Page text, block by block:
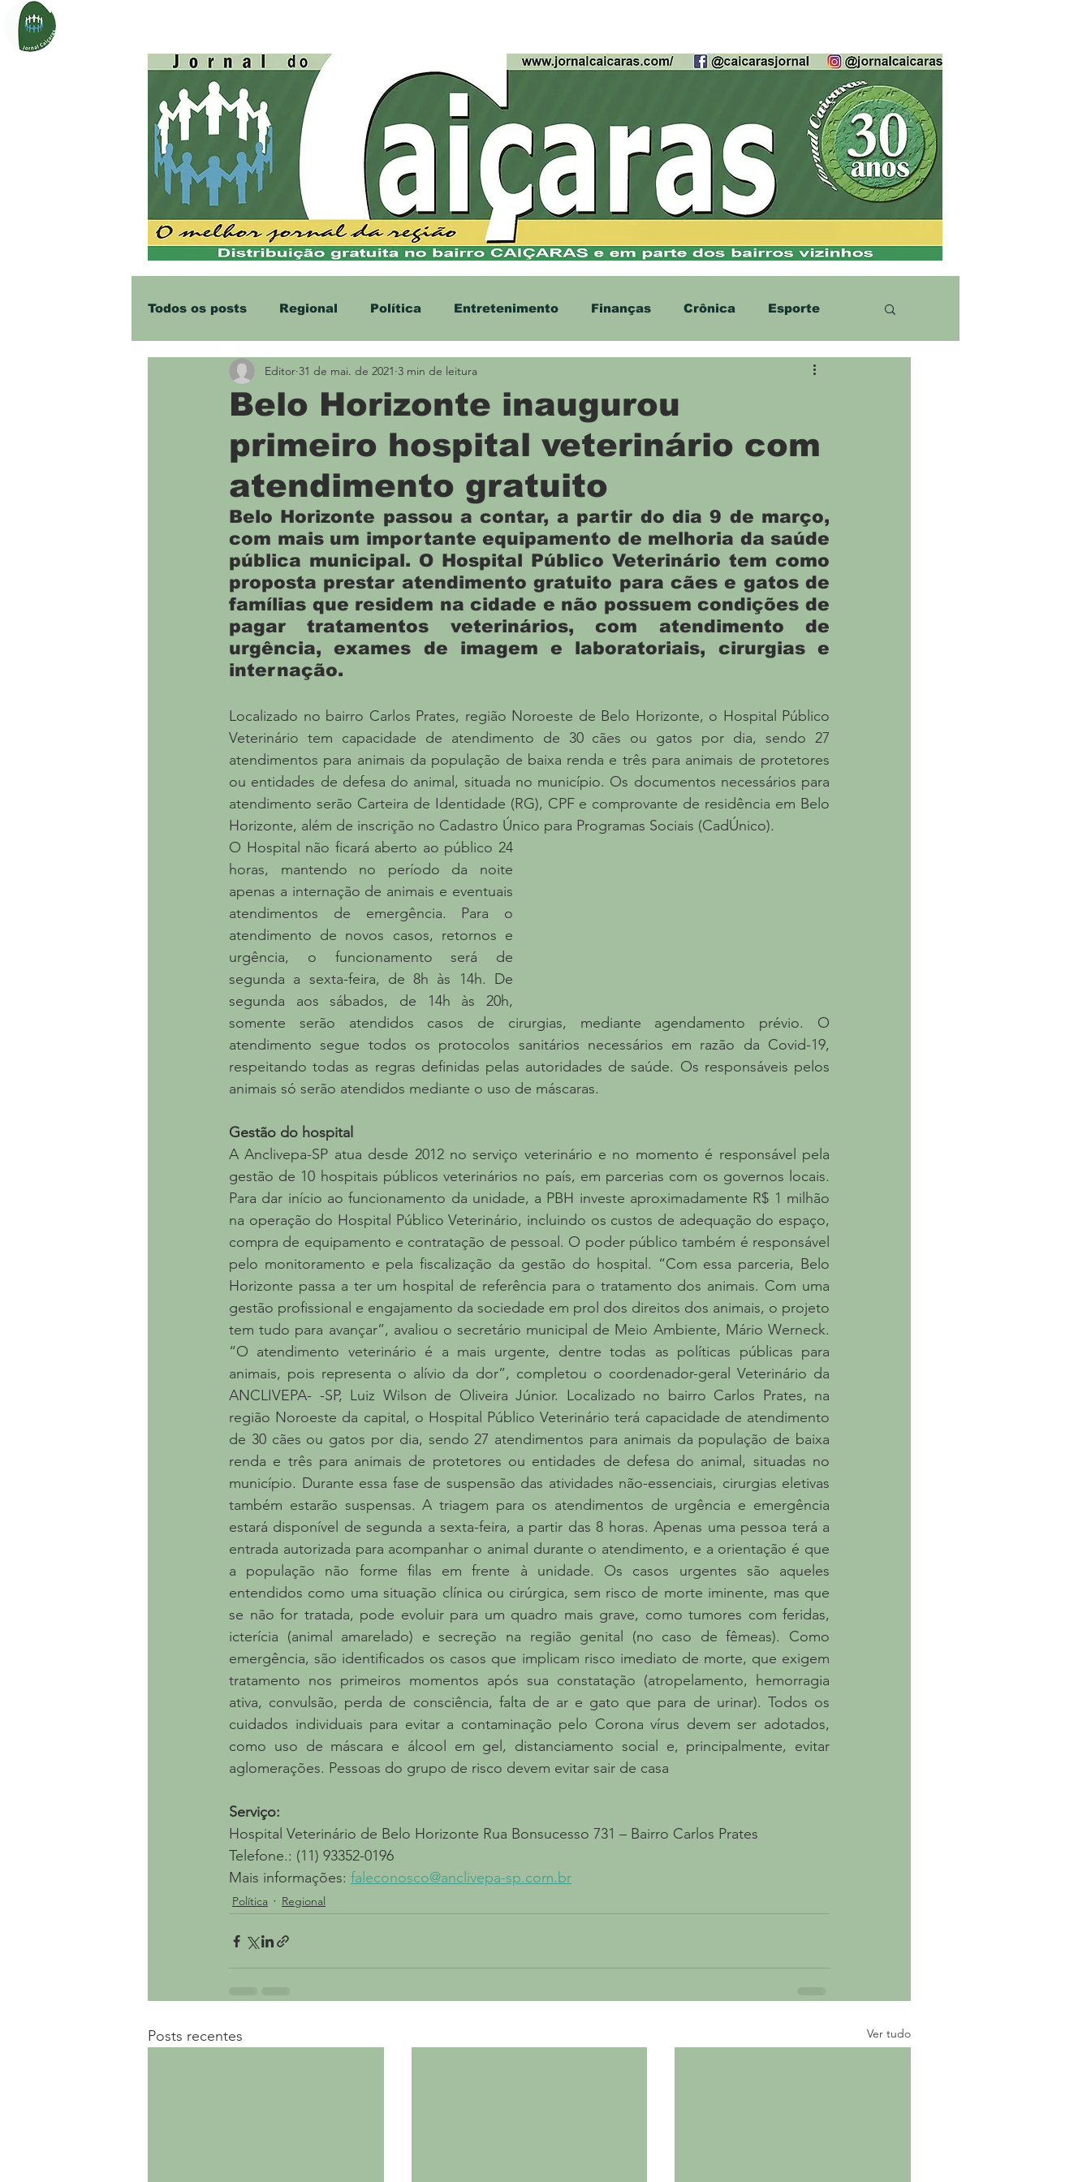
Todos os posts Regional Política Entretenimento Finanças Crônica Esporte
Economia Educação Meio Ambiente
Saúde e Bem Estar
Belo Horizonte inaugurou
primeiro hospital veterinário com
atendimento gratuito
Editor 31 de mai. de 2021 3 min de leitura
Belo Horizonte passou a contar, a partir do dia 9 de março,
com mais um importante equipamento de melhoria da saúde
pública municipal. O Hospital Público Veterinário tem como
proposta prestar atendimento gratuito para cães e gatos de
famílias que residem na cidade e não possuem condições de
pagar tratamentos veterinários, com atendimento de
urgência, exames de imagem e laboratoriais, cirurgias e
internação.
Localizado no bairro Carlos Prates, região Noroeste de Belo Horizonte, o Hospital Público
Veterinário tem capacidade de atendimento de 30 cães ou gatos por dia, sendo 27
atendimentos para animais da população de baixa renda e três para animais de protetores
ou entidades de defesa do animal, situada no município. Os documentos necessários para
atendimento serão Carteira de Identidade (RG), CPF e comprovante de residência em Belo
Horizonte, além de inscrição no Cadastro Único para Programas Sociais (CadÚnico).
O Hospital não ficará aberto ao público 24
horas, mantendo no período da noite
apenas a internação de animais e eventuais
atendimentos de emergência. Para o
atendimento de novos casos, retornos e
urgência, o funcionamento será de
segunda a sexta-feira, de 8h às 14h. De
segunda aos sábados, de 14h às 20h,
somente serão atendidos casos de cirurgias, mediante agendamento prévio. O
atendimento segue todos os protocolos sanitários necessários em razão da Covid-19,
respeitando todas as regras definidas pelas autoridades de saúde. Os responsáveis pelos
animais só serão atendidos mediante o uso de máscaras.
Gestão do hospital
A Anclivepa-SP atua desde 2012 no serviço veterinário e no momento é responsável pela
gestão de 10 hospitais públicos veterinários no país, em parcerias com os governos locais.
Para dar início ao funcionamento da unidade, a PBH investe aproximadamente R$ 1 milhão
na operação do Hospital Público Veterinário, incluindo os custos de adequação do espaço,
compra de equipamento e contratação de pessoal. O poder público também é responsável
pelo monitoramento e pela fiscalização da gestão do hospital. “Com essa parceria, Belo
Horizonte passa a ter um hospital de referência para o tratamento dos animais. Com uma
gestão profissional e engajamento da sociedade em prol dos direitos dos animais, o projeto
tem tudo para avançar”, avaliou o secretário municipal de Meio Ambiente, Mário Werneck.
“O atendimento veterinário é a mais urgente, dentre todas as políticas públicas para
animais, pois representa o alívio da dor”, completou o coordenador-geral Veterinário da
ANCLIVEPA- -SP, Luiz Wilson de Oliveira Júnior. Localizado no bairro Carlos Prates, na
região Noroeste da capital, o Hospital Público Veterinário terá capacidade de atendimento
de 30 cães ou gatos por dia, sendo 27 atendimentos para animais da população de baixa
renda e três para animais de protetores ou entidades de defesa do animal, situadas no
município. Durante essa fase de suspensão das atividades não-essenciais, cirurgias eletivas
também estarão suspensas. A triagem para os atendimentos de urgência e emergência
estará disponível de segunda a sexta-feira, a partir das 8 horas. Apenas uma pessoa terá a
entrada autorizada para acompanhar o animal durante o atendimento, e a orientação é que
a população não forme filas em frente à unidade. Os casos urgentes são aqueles
entendidos como uma situação clínica ou cirúrgica, sem risco de morte iminente, mas que
se não for tratada, pode evoluir para um quadro mais grave, como tumores com feridas,
icterícia (animal amarelado) e secreção na região genital (no caso de fêmeas). Como
emergência, são identificados os casos que implicam risco imediato de morte, que exigem
tratamento nos primeiros momentos após sua constatação (atropelamento, hemorragia
ativa, convulsão, perda de consciência, falta de ar e gato que para de urinar). Todos os
cuidados individuais para evitar a contaminação pelo Corona vírus devem ser adotados,
como uso de máscara e álcool em gel, distanciamento social e, principalmente, evitar
aglomerações. Pessoas do grupo de risco devem evitar sair de casa
Serviço:
Hospital Veterinário de Belo Horizonte Rua Bonsucesso 731 – Bairro Carlos Prates
Telefone.: (11) 93352-0196
Mais informações: faleconosco@anclivepa-sp.com.br
Política Regional
Posts recentes Ver tudo